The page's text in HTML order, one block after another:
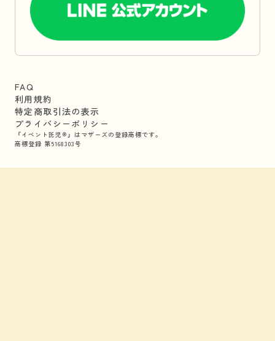
FAQ
利用規約
特定商取引法の表示
プライバシーポリシー
『イベント託児®』はマザーズの登録商標です。
商標登録 第5168303号